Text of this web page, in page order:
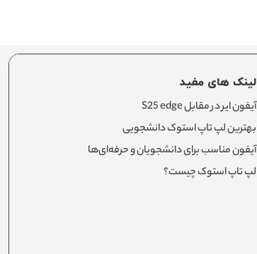
لینک های مفید
آیفون ایر در مقابل S25 edge
بهترین لپ تاپ استوک دانشجویی
آیفون مناسب برای دانشجویان و حرفه‌ای‌ها
لپ تاپ استوک چیست؟